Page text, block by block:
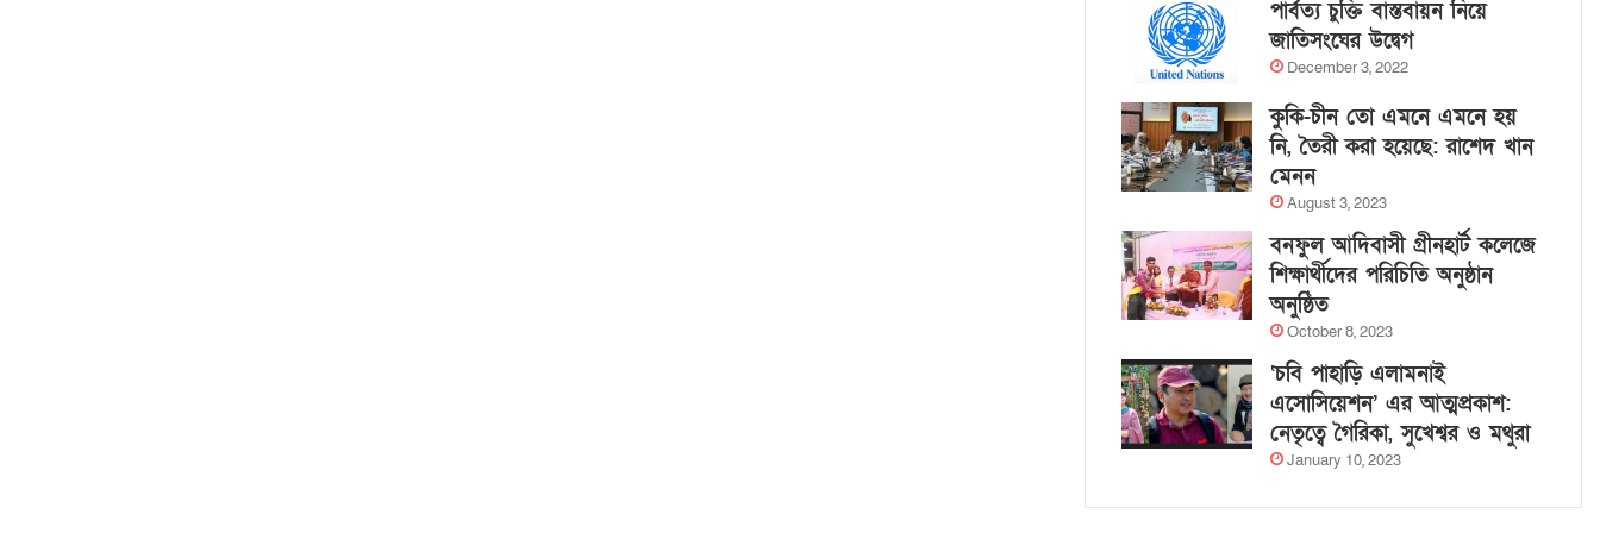
পার্বত্য চুক্তি বাস্তবায়ন নিয়ে
জাতিসংঘের উদ্বেগ
December 3, 2022
কুকি-চীন তো এমনে এমনে হয়
নি, তৈরী করা হয়েছে: রাশেদ খান
মেনন
August 3, 2023
বনফুল আদিবাসী গ্রীনহার্ট কলেজে
শিক্ষার্থীদের পরিচিতি অনুষ্ঠান
অনুষ্ঠিত
October 8, 2023
‘চবি পাহাড়ি এলামনাই
এসোসিয়েশন’ এর আত্মপ্রকাশ:
নেতৃত্বে গৈরিকা, সুখেশ্বর ও মথুরা
January 10, 2023